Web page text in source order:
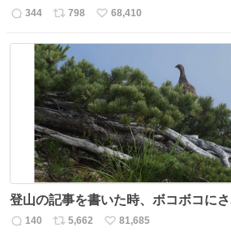
返
344
リ
ス
ト
数
798
い
数
68,410
登山の記事を書いた時、ボコボコに
返
140
リ
5,662
い
81,685